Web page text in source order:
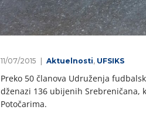
11/07/2015 Aktuelnosti, UFSIKS
Preko 50 članova Udruženja
dženazi 136 ubijenih Srebreničana,
Potočarima.